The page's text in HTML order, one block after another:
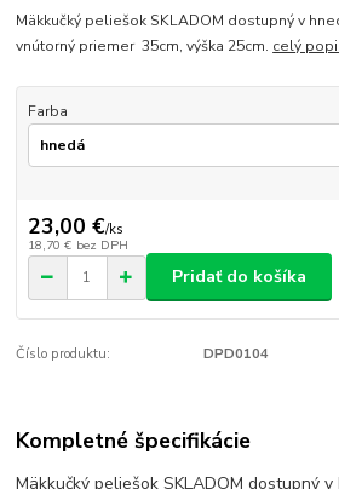
Mäkkučký peliešok SKLADOM dostupný v
vnútorný priemer 35cm, výška 25cm. celý
Farba
23,00 €/ks
18,70 € bez DPH
Pridať do košíka
Číslo produktu: DPD0104
Kompletné špecifikácie
Mäkkučký peliešok SKLADOM dostupný